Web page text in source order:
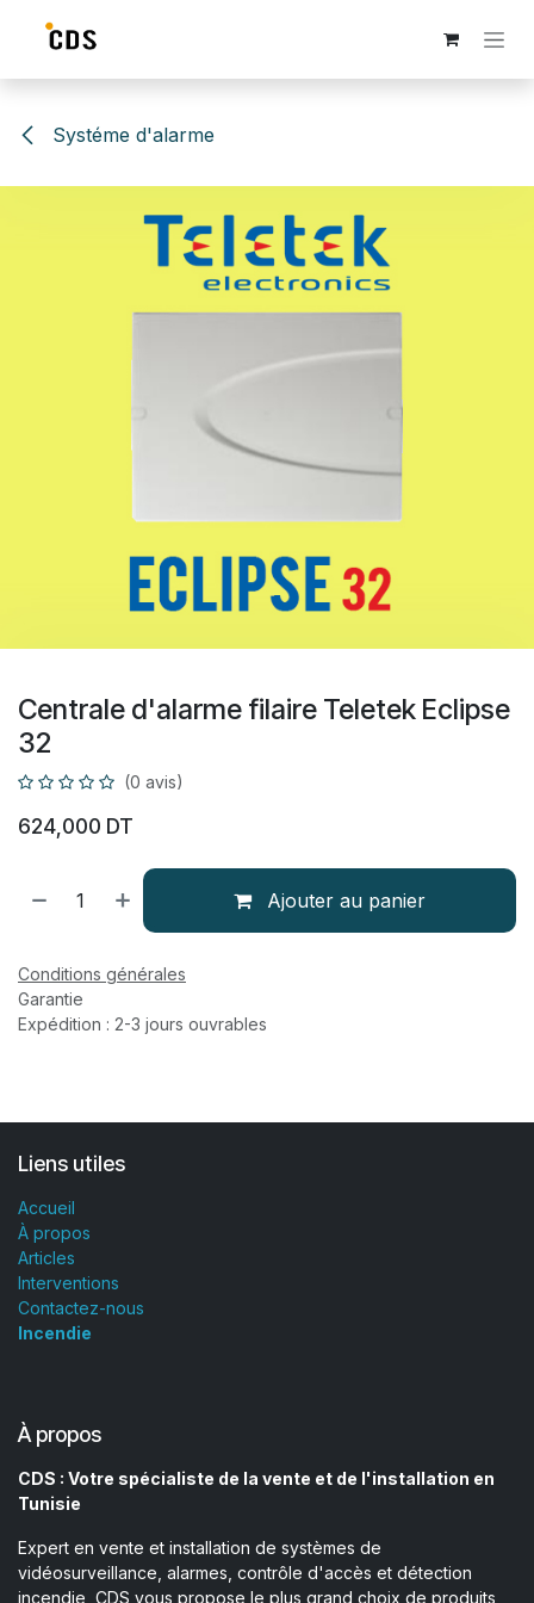
Systéme d'alarme
Centrale d'alarme filaire Teletek Eclipse
32
(0 avis)
624,000 DT
Ajouter au panier
Conditions générales
Garantie
Expédition : 2-3 jours ouvrables
Liens utiles
Accueil
À propos
Articles
Interventions
Contactez-nous
Incendie
À propos
CDS : Votre spécialiste de la vente et de l'installation en
Tunisie
Expert en vente et installation de systèmes de
vidéosurveillance, alarmes, contrôle d'accès et détection
incendie, CDS vous propose le plus grand choix de produits